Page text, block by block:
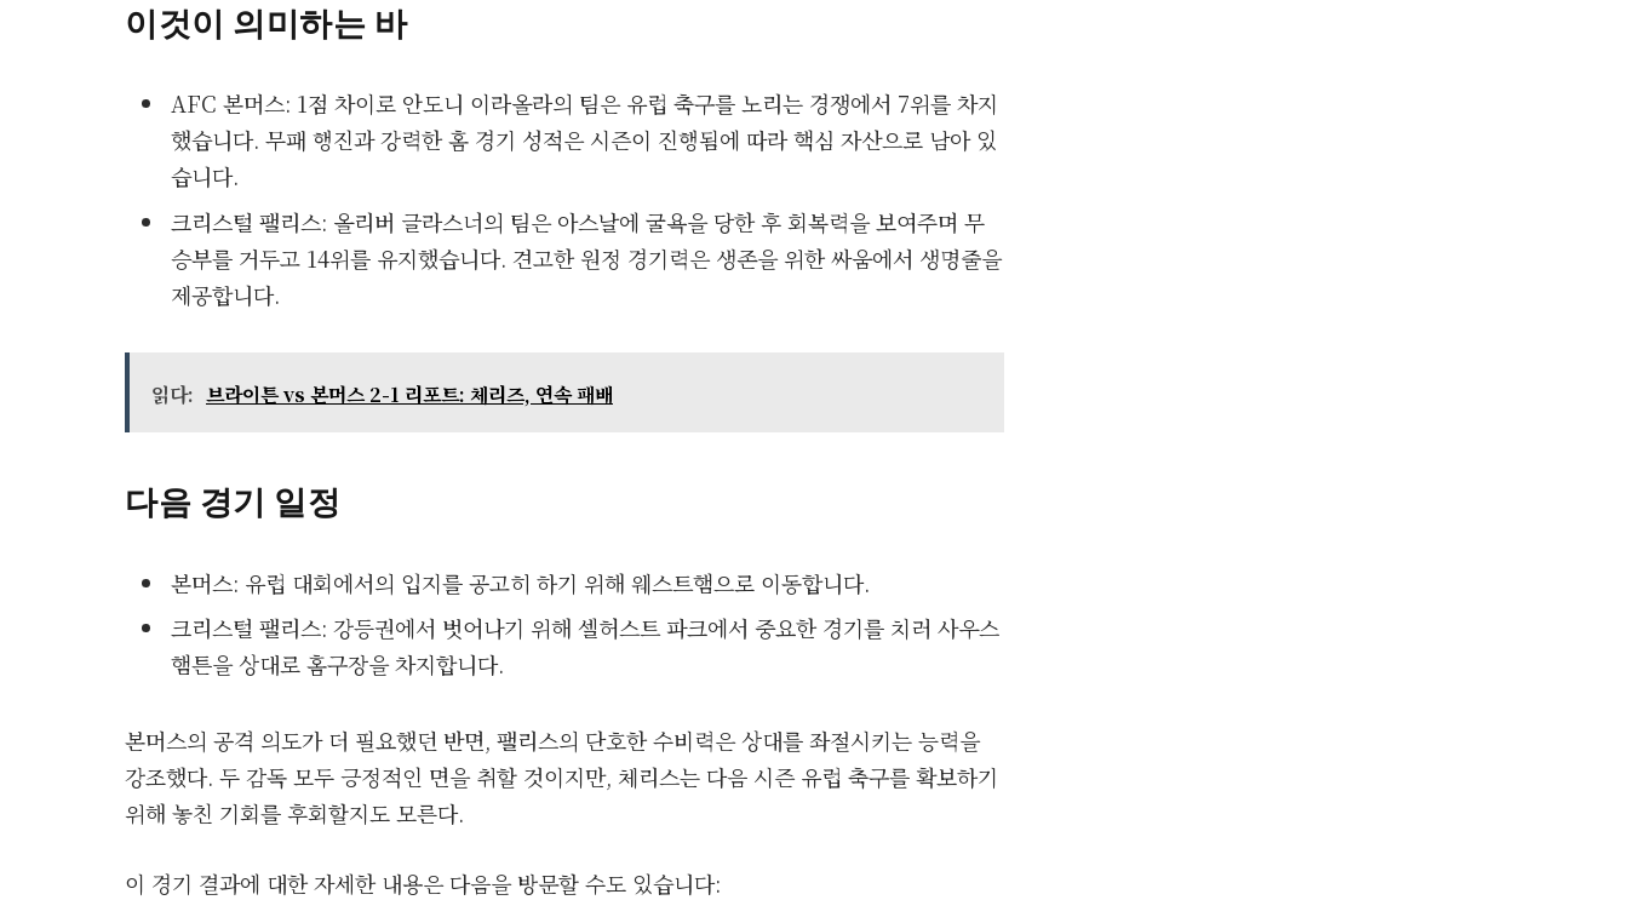
이것이 의미하는 바
AFC 본머스: 1점 차이로 안도니 이라올라의 팀은 유럽 축구를 노리는 경쟁에서 7위를 차지
했습니다. 무패 행진과 강력한 홈 경기 성적은 시즌이 진행됨에 따라 핵심 자산으로 남아 있
습니다.
크리스털 팰리스: 올리버 글라스너의 팀은 아스날에 굴욕을 당한 후 회복력을 보여주며 무
승부를 거두고 14위를 유지했습니다. 견고한 원정 경기력은 생존을 위한 싸움에서 생명줄을
제공합니다.
읽다: 브라이튼 vs 본머스 2-1 리포트: 체리즈, 연속 패배
다음 경기 일정
본머스: 유럽 대회에서의 입지를 공고히 하기 위해 웨스트햄으로 이동합니다.
크리스털 팰리스: 강등권에서 벗어나기 위해 셀허스트 파크에서 중요한 경기를 치러 사우스
햄튼을 상대로 홈구장을 차지합니다.
본머스의 공격 의도가 더 필요했던 반면, 팰리스의 단호한 수비력은 상대를 좌절시키는 능력을
강조했다. 두 감독 모두 긍정적인 면을 취할 것이지만, 체리스는 다음 시즌 유럽 축구를 확보하기
위해 놓친 기회를 후회할지도 모른다.
이 경기 결과에 대한 자세한 내용은 다음을 방문할 수도 있습니다: